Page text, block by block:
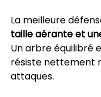
La meilleure
taille aérante et
Un arbre équilibré
résiste nettement
attaques.